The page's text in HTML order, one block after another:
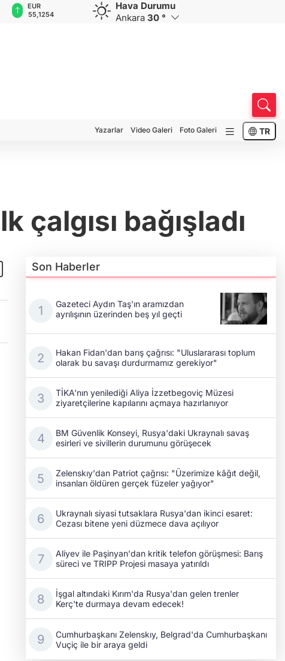
GBP
64,3468
CHF
59,0083
CAD
34,1883
Hava Durumu
Ankara 30 °
Yazarlar Video Galeri Foto Galeri TR
çalgısı bağışladı
Son Haberler
Gazeteci Aydın Taş'ın aramızdan
ayrılışının üzerinden beş yıl geçti
Hakan Fidan'dan barış çağrısı: "Uluslararası toplum
olarak bu savaşı durdurmamız gerekiyor"
TİKA'nın yenilediği Aliya İzzetbegoviç Müzesi
ziyaretçilerine kapılarını açmaya hazırlanıyor
BM Güvenlik Konseyi, Rusya'daki Ukraynalı savaş
esirleri ve sivillerin durumunu görüşecek
Zelenskıy'dan Patriot çağrısı: "Üzerimize kâğıt değil,
insanları öldüren gerçek füzeler yağıyor"
Ukraynalı siyasi tutsaklara Rusya'dan ikinci esaret:
Cezası bitene yeni düzmece dava açılıyor
Aliyev ile Paşinyan'dan kritik telefon görüşmesi: Barış
süreci ve TRIPP Projesi masaya yatırıldı
İşgal altındaki Kırım'da Rusya'dan gelen trenler
Kerç'te durmaya devam edecek!
Cumhurbaşkanı Zelenskıy, Belgrad'da Cumhurbaşkanı
Vuçiç ile bir araya geldi